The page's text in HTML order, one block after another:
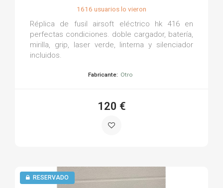
1616 usuarios lo vieron
Réplica de fusil airsoft eléctrico hk 416 en
perfectas condiciones. doble cargador, batería,
mirilla, grip, laser verde, linterna y silenciador
incluidos.
Fabricante: Otro
120 €
RESERVADO